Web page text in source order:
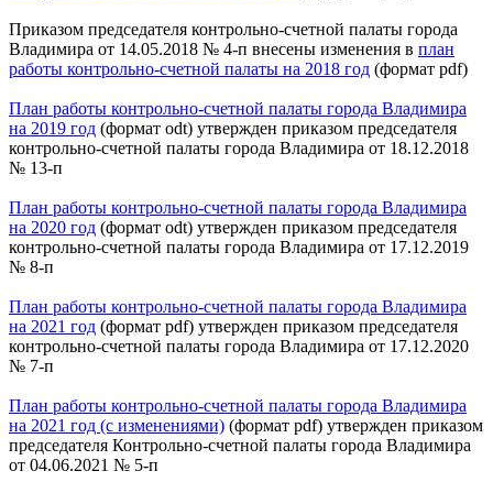
Приказом председателя контрольно-счетной палаты города
Владимира от 14.05.2018 № 4-п внесены изменения в план
работы контрольно-счетной палаты на 2018 год (формат pdf)
План работы контрольно-счетной палаты города Владимира
на 2019 год (формат odt) утвержден приказом председателя
контрольно-счетной палаты города Владимира от 18.12.2018
№ 13-п
План работы контрольно-счетной палаты города Владимира
на 2020 год (формат odt) утвержден приказом председателя
контрольно-счетной палаты города Владимира от 17.12.2019
№ 8-п
План работы контрольно-счетной палаты города Владимира
на 2021 год (формат pdf) утвержден приказом председателя
контрольно-счетной палаты города Владимира от 17.12.2020
№ 7-п
План работы контрольно-счетной палаты города Владимира
на 2021 год (с изменениями) (формат pdf) утвержден приказом
председателя Контрольно-счетной палаты города Владимира
от 04.06.2021 № 5-п